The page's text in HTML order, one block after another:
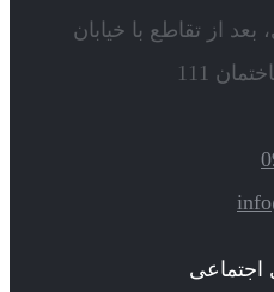
از تقاطع با خیابان
اجتماعی